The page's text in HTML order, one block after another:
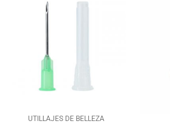
UTILLAJES DE BELLEZA